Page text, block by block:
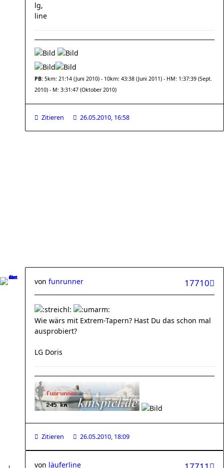
lg,
line
PB: 5km: 21:14 (Juni 2010) - 10km: 43:38 (Juni 2011) - HM: 1:37:39 (Sept.
2010) - M: 3:31:47 (Oktober 2010)
Zitieren 26.05.2010, 16:58
17710
von funrunner
Wie wärs mit Extrem-Tapern? Hast Du das schon mal
ausprobiert?
LG Doris
Zitieren 26.05.2010, 18:09
von läuferline